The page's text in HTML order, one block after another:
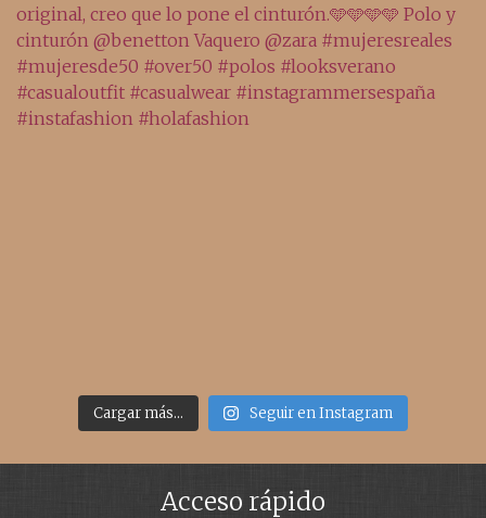
Cargar más... Seguir en Instagram
Acceso rápido